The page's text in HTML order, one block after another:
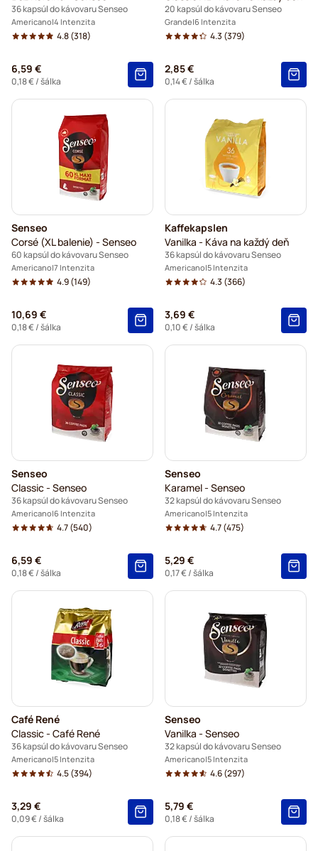
36 kapsúl do kávovaru Senseo
Americano 4 Intenzita
4.8(318)
6,59 €
0,18 €/ šálka
20 kapsúl do kávovaru Senseo
Grande 6 Intenzita
4.3 (379)
2,85 €
0,14 €/ šálka
Senseo
Corsé (XL balenie) - Senseo
60 kapsúl do kávovaru Senseo
Americano 7 Intenzita
4.9(149)
10,69 €
0,18 €/ šálka
Kaffekapslen
Vanilka - Káva na každý deň
36 kapsúl do kávovaru Senseo
Americano 5 Intenzita
4.3 (366)
3,69 €
0,10 €/ šálka
Senseo
Classic - Senseo
36 kapsúl do kávovaru Senseo
Americano 6 Intenzita
4.7(540)
6,59 €
0,18 €/ šálka
Senseo
Karamel - Senseo
32 kapsúl do kávovaru Senseo
Americano 5 Intenzita
4.7(475)
5,29 €
0,17 €/ šálka
Café René
Classic - Café René
36 kapsúl do kávovaru Senseo
Americano 5 Intenzita
4.5(394)
3,29 €
0,09 €/ šálka
Senseo
Vanilka - Senseo
32 kapsúl do kávovaru Senseo
Americano 5 Intenzita
4.6(297)
5,79 €
0,18 €/ šálka